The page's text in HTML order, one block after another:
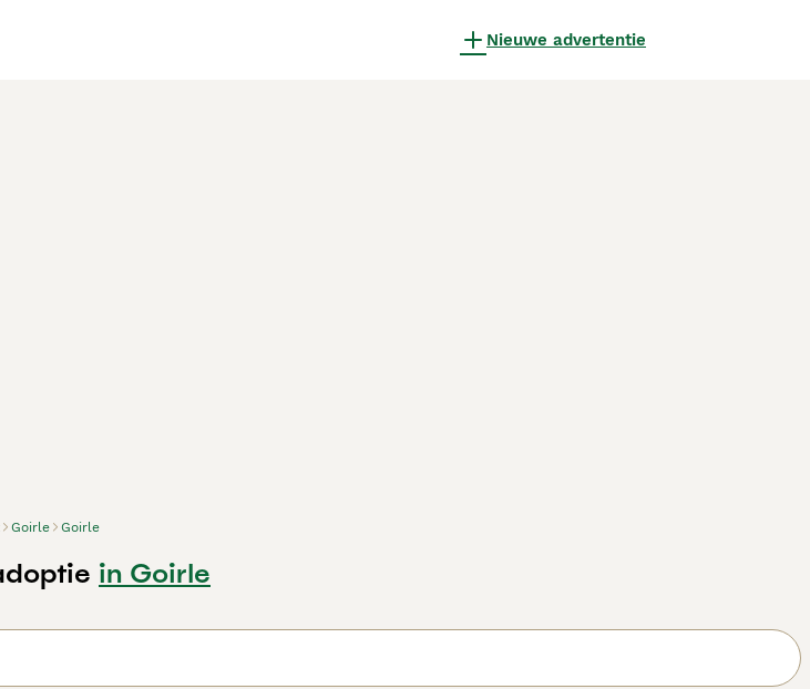
Nieuwe advertentie
Goirle Goirle
in Goirle